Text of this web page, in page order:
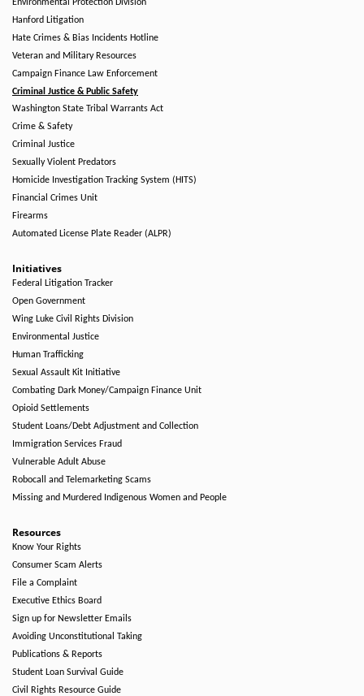
Environmental Protection Division
Hanford Litigation
Hate Crimes & Bias Incidents Hotline
Veteran and Military Resources
Campaign Finance Law Enforcement
Criminal Justice & Public Safety
Washington State Tribal Warrants Act
Crime & Safety
Criminal Justice
Sexually Violent Predators
Homicide Investigation Tracking System (HITS)
Financial Crimes Unit
Firearms
Automated License Plate Reader (ALPR)
Initiatives
Federal Litigation Tracker
Open Government
Wing Luke Civil Rights Division
Environmental Justice
Human Trafficking
Sexual Assault Kit Initiative
Combating Dark Money/Campaign Finance Unit
Opioid Settlements
Student Loans/Debt Adjustment and Collection
Immigration Services Fraud
Vulnerable Adult Abuse
Robocall and Telemarketing Scams
Missing and Murdered Indigenous Women and People
Resources
Know Your Rights
Consumer Scam Alerts
File a Complaint
Executive Ethics Board
Sign up for Newsletter Emails
Avoiding Unconstitutional Taking
Publications & Reports
Student Loan Survival Guide
Civil Rights Resource Guide